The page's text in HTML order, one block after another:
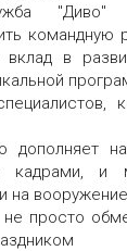
"Диво"
командную
вклад в
дополняет
кадрами, и
на
просто